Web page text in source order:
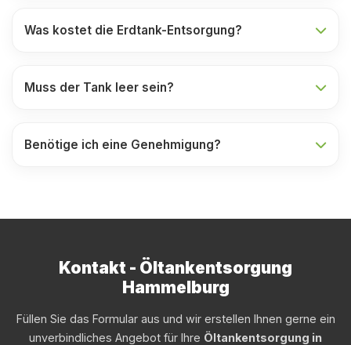
Was kostet die Erdtank-Entsorgung?
Muss der Tank leer sein?
Benötige ich eine Genehmigung?
Kontakt - Öltankentsorgung
Hammelburg
Füllen Sie das Formular aus und wir erstellen Ihnen gerne ein
unverbindliches Angebot für Ihre Öltankentsorgung in